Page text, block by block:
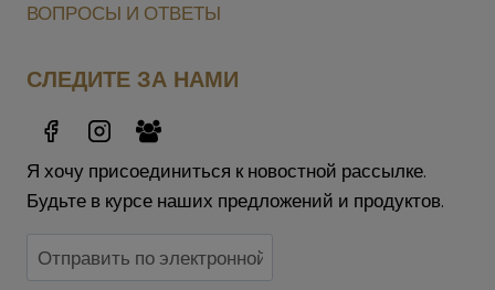
ВОПРОСЫ И ОТВЕТЫ
СЛЕДИТЕ ЗА НАМИ
Я хочу присоединиться к новостной рассылке.
Будьте в курсе наших предложений и продуктов.